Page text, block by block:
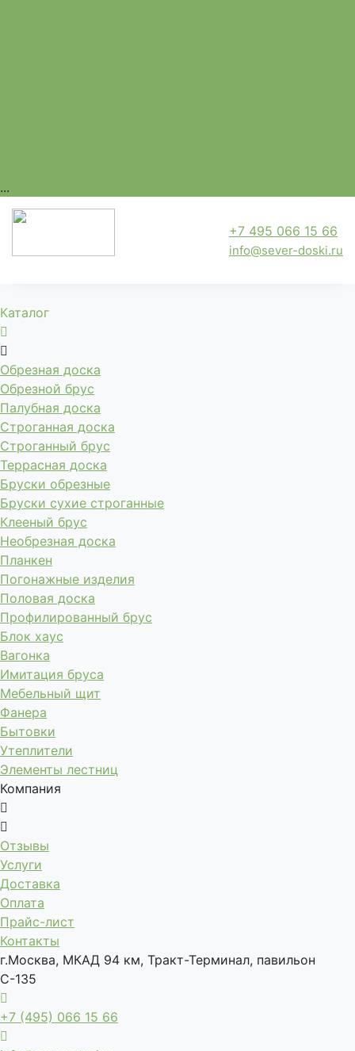
...
+7 495 066 15 66
info@sever-doski.ru
Каталог
Обрезная доска
Обрезной брус
Палубная доска
Строганная доска
Строганный брус
Террасная доска
Бруски обрезные
Бруски сухие строганные
Клееный брус
Необрезная доска
Планкен
Погонажные изделия
Половая доска
Профилированный брус
Блок хаус
Вагонка
Имитация бруса
Мебельный щит
Фанера
Бытовки
Утеплители
Элементы лестниц
Компания
Отзывы
Услуги
Доставка
Оплата
Прайс-лист
Контакты
г.Москва, МКАД 94 км, Тракт-Терминал, павильон
С-135
+7 (495) 066 15 66